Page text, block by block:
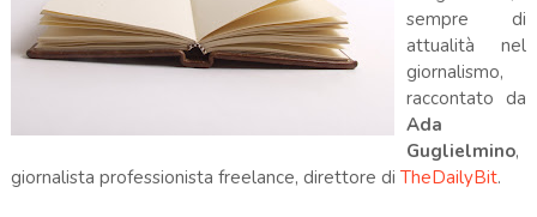
sempre di
attualità nel
giornalismo,
raccontato da
Ada
Guglielmino,
giornalista professionista freelance, direttore di TheDailyBit.